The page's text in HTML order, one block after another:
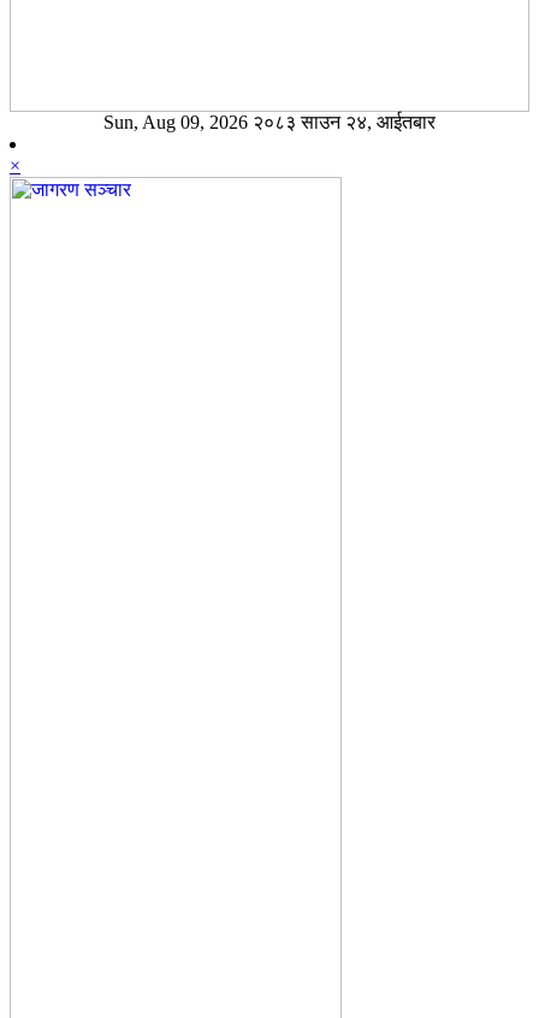
Sun, Aug 09, 2026 २०८३ साउन २४, आईतबार
×